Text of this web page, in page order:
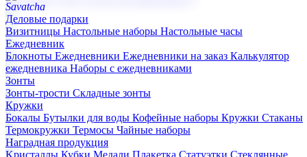
Деловые подарки
Визитницы Настольные наборы Настольные часы
Ежедневник
Блокноты Ежедневники Ежедневники на заказ Калькулятор
ежедневника Наборы с ежедневниками
Зонты
Зонты-трости Складные зонты
Кружки
Бокалы Бутылки для воды Кофейные наборы Кружки Стаканы
Термокружки Термосы Чайные наборы
Наградная продукция
Kристаллы Кубки Медали Плакетка Статуэтки Стеклянные